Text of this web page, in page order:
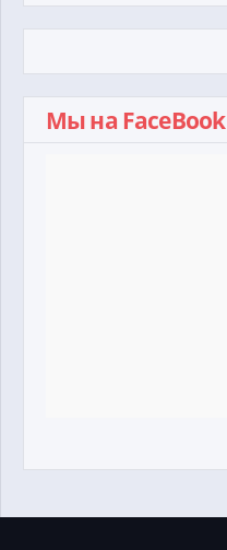
Мы на FaceBook